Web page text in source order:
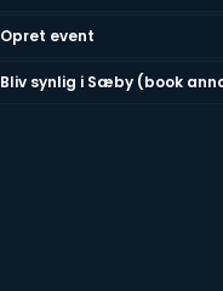
Opret event
Bliv synlig i Sæby (book